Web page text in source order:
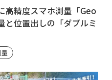
高精度スマホ測量「Geo
と位置出しの「ダブルミ